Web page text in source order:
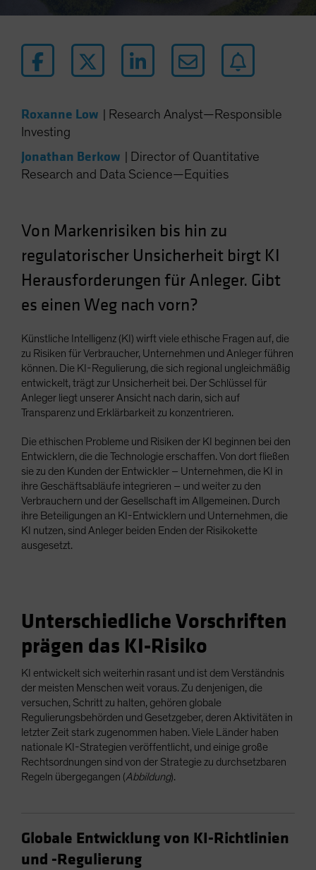
Other Asia-Pacific
Poland
Singapore
South Korea - 대한민국
Spain
Sweden
Taiwan - 台灣
United States (US Citizens)
US (Non-US Citizens/NRC)
Roxanne Low
Research Analyst—Responsible
Investing
Jonathan Berkow
Director of Quantitative
Research and Data Science—Equities
Von Markenrisiken bis hin zu
regulatorischer Unsicherheit birgt KI
Herausforderungen für Anleger. Gibt
es einen Weg nach vorn?
Künstliche Intelligenz (KI) wirft viele ethische Fragen auf, die
zu Risiken für Verbraucher, Unternehmen und Anleger führen
können. Die KI-Regulierung, die sich regional ungleichmäßig
entwickelt, trägt zur Unsicherheit bei. Der Schlüssel für
Anleger liegt unserer Ansicht nach darin, sich auf
Transparenz und Erklärbarkeit zu konzentrieren.
Die ethischen Probleme und Risiken der KI beginnen bei den
Entwicklern, die die Technologie erschaffen. Von dort fließen
sie zu den Kunden der Entwickler – Unternehmen, die KI in
ihre Geschäftsabläufe integrieren – und weiter zu den
Verbrauchern und der Gesellschaft im Allgemeinen. Durch
ihre Beteiligungen an KI-Entwicklern und Unternehmen, die
KI nutzen, sind Anleger beiden Enden der Risikokette
ausgesetzt.
Unterschiedliche Vorschriften
prägen das KI-Risiko
KI entwickelt sich weiterhin rasant und ist dem Verständnis
der meisten Menschen weit voraus. Zu denjenigen, die
versuchen, Schritt zu halten, gehören globale
Regulierungsbehörden und Gesetzgeber, deren Aktivitäten in
letzter Zeit stark zugenommen haben. Viele Länder haben
nationale KI-Strategien veröffentlicht, und einige große
Rechtsordnungen sind von der Strategie zu durchsetzbaren
Regeln übergegangen (Abbildung).
Globale Entwicklung von KI-Richtlinien
und -Regulierung